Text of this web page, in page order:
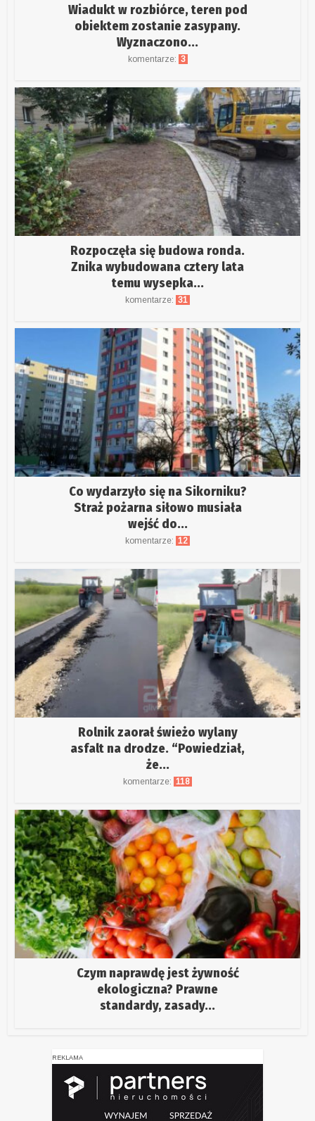
Wiadukt w rozbiórce, teren pod
obiektem zostanie zasypany.
Wyznaczono...
komentarze: 3
Rozpoczęła się budowa ronda.
Znika wybudowana cztery lata
temu wysepka...
komentarze: 31
Co wydarzyło się na Sikorniku?
Straż pożarna siłowo musiała
wejść do...
komentarze: 12
Rolnik zaorał świeżo wylany
asfalt na drodze. “Powiedział,
że...
komentarze: 118
Czym naprawdę jest żywność
ekologiczna? Prawne
standardy, zasady...
REKLAMA